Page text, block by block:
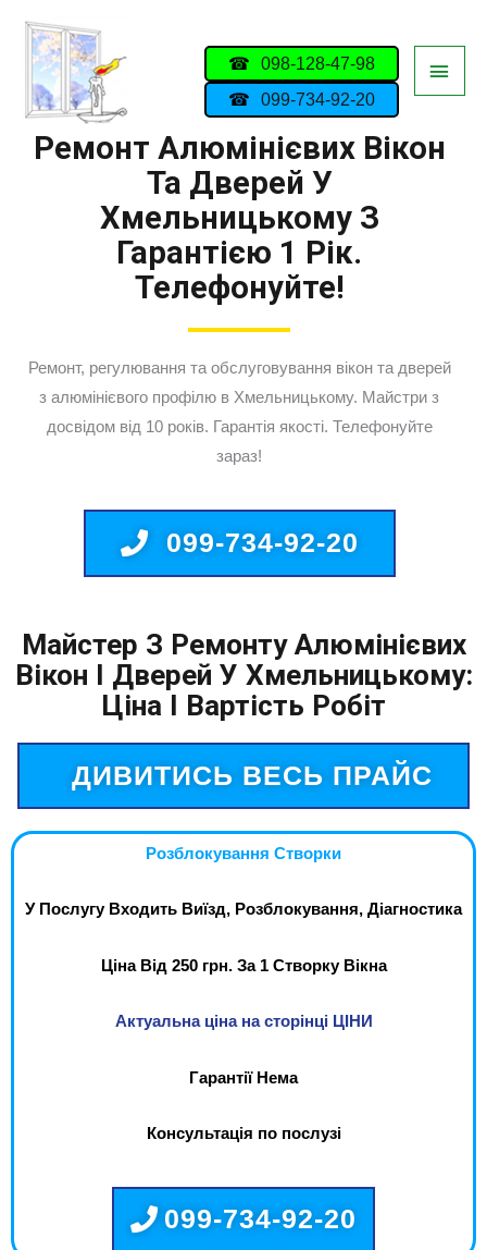
098-128-47-98
099-734-92-20
Ремонт Алюмінієвих Вікон
Та Дверей У
Хмельницькому З
Гарантією 1 Рік.
Телефонуйте!
Ремонт, регулювання та обслуговування вікон та дверей
з алюмінієвого профілю в Хмельницькому. Майстри з
досвідом від 10 років. Гарантія якості. Телефонуйте
зараз!
099-734-92-20
Майстер З Ремонту Алюмінієвих
Вікон І Дверей У Хмельницькому:
Ціна І Вартість Робіт
ДИВИТИСЬ ВЕСЬ ПРАЙС
Розблокування Створки
У Послугу Входить Виїзд, Розблокування, Діагностика
Ціна Від 250 грн. За 1 Створку Вікна
Актуальна ціна на сторінці ЦІНИ
Гарантії Нема
Консультація по послузі
099-734-92-20